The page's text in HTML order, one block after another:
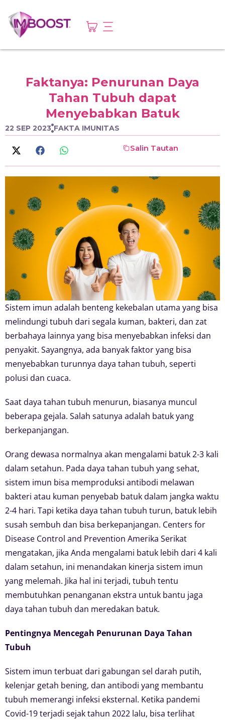
Faktanya: Penurunan Daya
Tahan Tubuh dapat
Menyebabkan Batuk
22 SEP 2023 FAKTA IMUNITAS
Salin Tautan
Sistem imun adalah benteng kekebalan utama yang bisa
melindungi tubuh dari segala kuman, bakteri, dan zat
berbahaya lainnya yang bisa menyebabkan infeksi dan
penyakit. Sayangnya, ada banyak faktor yang bisa
menyebabkan turunnya daya tahan tubuh, seperti
polusi dan cuaca.
Saat daya tahan tubuh menurun, biasanya muncul
beberapa gejala. Salah satunya adalah batuk yang
berkepanjangan.
Orang dewasa normalnya akan mengalami batuk 2-3 kali
dalam setahun. Pada daya tahan tubuh yang sehat,
sistem imun bisa memproduksi antibodi melawan
bakteri atau kuman penyebab batuk dalam jangka waktu
2-4 hari. Tapi ketika daya tahan tubuh turun, batuk lebih
susah sembuh dan bisa berkepanjangan. Centers for
Disease Control and Prevention Amerika Serikat
mengatakan, jika Anda mengalami batuk lebih dari 4 kali
dalam setahun, ini menandakan kinerja sistem imun
yang melemah. Jika hal ini terjadi, tubuh tentu
membutuhkan penanganan ekstra untuk bantu jaga
daya tahan tubuh dan meredakan batuk.
Pentingnya Mencegah Penurunan Daya Tahan
Tubuh
Sistem imun terbuat dari gabungan sel darah putih,
kelenjar getah bening, dan antibodi yang membantu
tubuh memerangi infeksi eksternal. Ketika pandemi
Covid-19 terjadi sejak tahun 2022 lalu, bisa terlihat